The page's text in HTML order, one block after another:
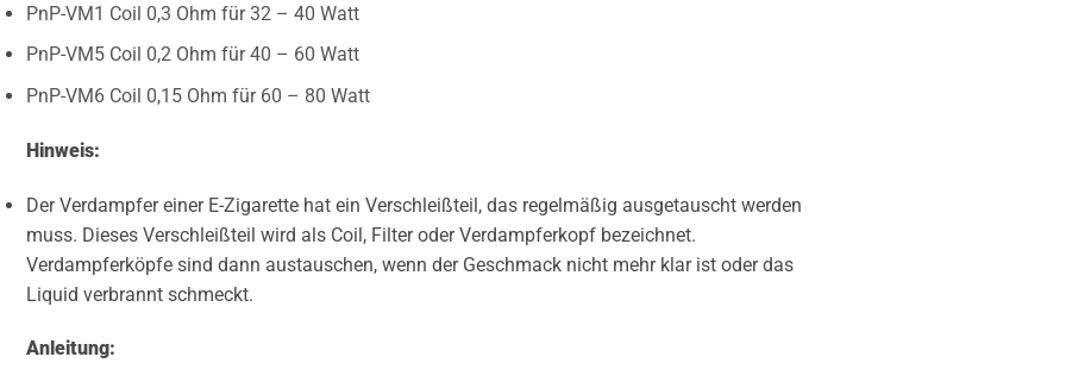
PnP-VM1 Coil 0,3 Ohm für 32 – 40 Watt
PnP-VM5 Coil 0,2 Ohm für 40 – 60 Watt
PnP-VM6 Coil 0,15 Ohm für 60 – 80 Watt
Hinweis:
Der Verdampfer einer E-Zigarette hat ein Verschleißteil, das regelmäßig ausgetauscht werden
muss. Dieses Verschleißteil wird als Coil, Filter oder Verdampferkopf bezeichnet.
Verdampferköpfe sind dann austauschen, wenn der Geschmack nicht mehr klar ist oder das
Liquid verbrannt schmeckt.
Anleitung: